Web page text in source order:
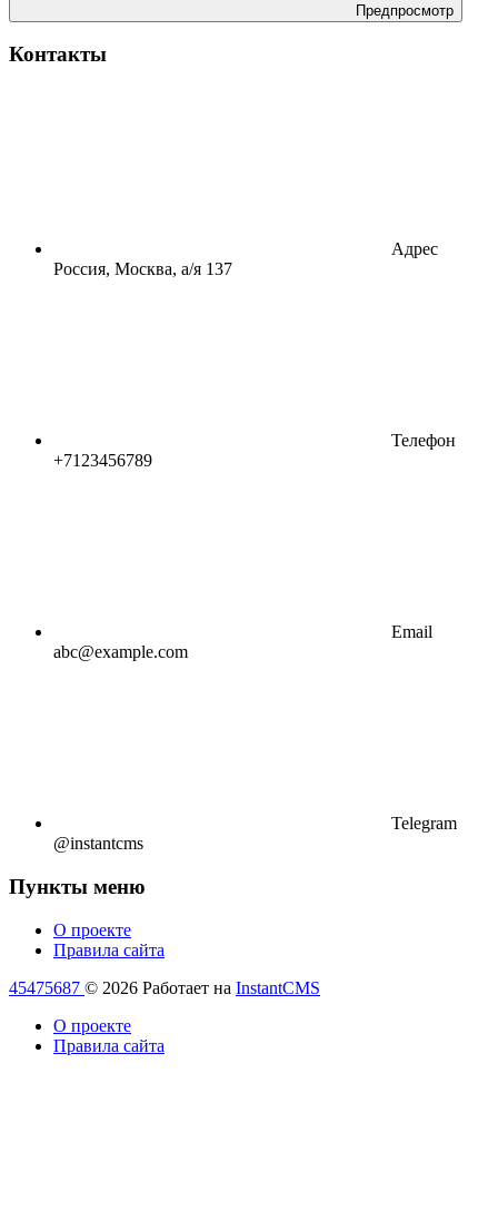
Предпросмотр
Контакты
Адрес
Россия, Москва, а/я 137
Телефон
+7123456789
Email
abc@example.com
Telegram
@instantcms
Пункты меню
О проекте
Правила сайта
45475687 © 2026 Работает на InstantCMS
О проекте
Правила сайта